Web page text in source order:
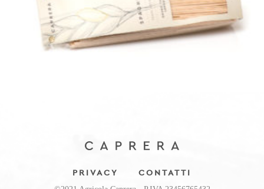
PRIVACY CONTATTI